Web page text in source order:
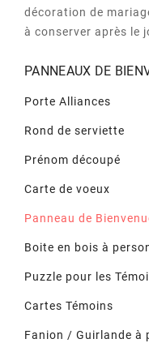
décoration de
à conserver après le
PANNEAUX DE
Porte Alliances
Rond de serviette
Prénom découpé
Carte de voeux
Panneau de
Boite en bois à
Puzzle pour les
Cartes Témoins
Fanion / Guirlande à